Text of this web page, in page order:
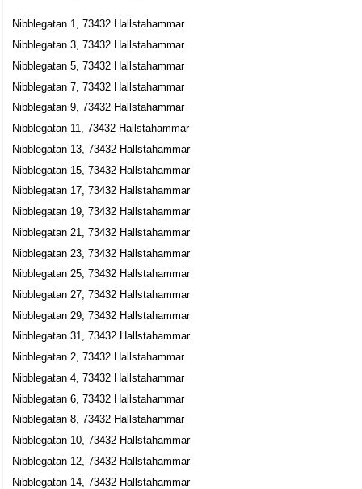
Nibblegatan 1, 73432 Hallstahammar
Nibblegatan 3, 73432 Hallstahammar
Nibblegatan 5, 73432 Hallstahammar
Nibblegatan 7, 73432 Hallstahammar
Nibblegatan 9, 73432 Hallstahammar
Nibblegatan 11, 73432 Hallstahammar
Nibblegatan 13, 73432 Hallstahammar
Nibblegatan 15, 73432 Hallstahammar
Nibblegatan 17, 73432 Hallstahammar
Nibblegatan 19, 73432 Hallstahammar
Nibblegatan 21, 73432 Hallstahammar
Nibblegatan 23, 73432 Hallstahammar
Nibblegatan 25, 73432 Hallstahammar
Nibblegatan 27, 73432 Hallstahammar
Nibblegatan 29, 73432 Hallstahammar
Nibblegatan 31, 73432 Hallstahammar
Nibblegatan 2, 73432 Hallstahammar
Nibblegatan 4, 73432 Hallstahammar
Nibblegatan 6, 73432 Hallstahammar
Nibblegatan 8, 73432 Hallstahammar
Nibblegatan 10, 73432 Hallstahammar
Nibblegatan 12, 73432 Hallstahammar
Nibblegatan 14, 73432 Hallstahammar